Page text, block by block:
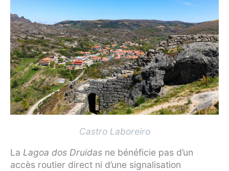
Castro Laboreiro
La Lagoa dos Druidas ne bénéficie pas d’un
accès routier direct ni d’une signalisation